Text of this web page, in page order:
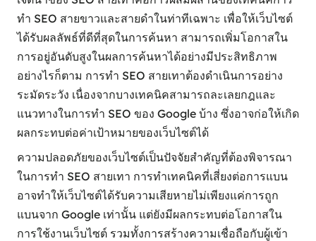
ทำ SEO สายขาวและสายดำในท่าทีเฉพาะ เพื่อให้เว็บไซต์
ได้รับผลลัพธ์ที่ดีที่สุดในการค้นหา สามารถเพิ่มโอกาสใน
การอยู่อันดับสูงในผลการค้นหาได้อย่างมีประสิทธิภาพ
อย่างไรก็ตาม การทำ SEO สายเทาต้องดำเนินการอย่าง
ระมัดระวัง เนื่องจากบางเทคนิคสามารถละเลยกฎและ
แนวทางในการทำ SEO ของ Google บ้าง ซึ่งอาจก่อให้เกิด
ผลกระทบต่อค่าเป้าหมายของเว็บไซต์ได้
ความปลอดภัยของเว็บไซต์เป็นปัจจัยสำคัญที่ต้องพิจารณา
ในการทำ SEO สายเทา การทำเทคนิคที่เสี่ยงต่อการแบน
อาจทำให้เว็บไซต์ได้รับความเสียหายไม่เพียงแค่การถูก
แบนจาก Google เท่านั้น แต่ยังมีผลกระทบต่อโอกาสใน
การใช้งานเว็บไซต์ รวมทั้งการสร้างความเชื่อถือกับผู้เข้า